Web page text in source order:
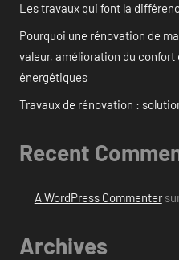
Les travaux qui font la
Pourquoi une rénovation de
valeur, amélioration du
énergétiques
Travaux de rénovation :
Recent
A WordPress Commenter
Archives